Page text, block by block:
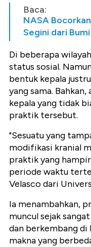
Baca:
NASA
Segini dari Bumi
Di beberapa
status sosial.
bentuk kepala
yang sama.
kepala yang tidak
praktik tersebut.
"Sesuatu yang
modifikasi kranial
praktik yang
periode waktu
Velasco dari
Ia menambahkan,
muncul sejak
dan berkembang di
makna yang